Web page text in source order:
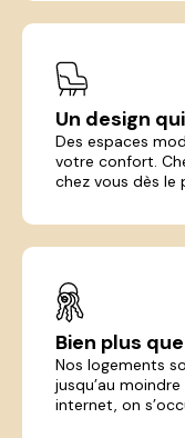
Un design
Des espaces
votre confort.
chez vous dès le
Bien plus
Nos logements
jusqu’au
internet, on